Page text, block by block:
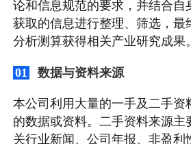
论和信息规范的要求，并结合自
获取的信息进行整理、筛选，最
分析测算获得相关产业研究成果。
01 数据与资料来源
本公司利用大量的一手及二手资
的数据或资料。二手资料来源主
关行业新闻、公司年报、非盈利